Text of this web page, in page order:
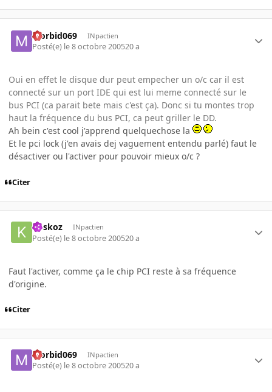
Morbid069 INpactien
Posté(e) le 8 octobre 200520 a
Oui en effet le disque dur peut empecher un o/c car il est
connecté sur un port IDE qui est lui meme connecté sur le
bus PCI (ca parait bete mais c'est ça). Donc si tu montes trop
haut la fréquence du bus PCI, ca peut griller le DD.
Ah bein c'est cool j'apprend quelquechose la
Et le pci lock (j'en avais dej vaguement entendu parlé) faut le
désactiver ou l'activer pour pouvoir mieux o/c ?
Citer
koskoz INpactien
Posté(e) le 8 octobre 200520 a
Faut l'activer, comme ça le chip PCI reste à sa fréquence
d'origine.
Citer
Morbid069 INpactien
Posté(e) le 8 octobre 200520 a